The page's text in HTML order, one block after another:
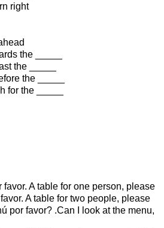
right
the _____
the _____
the _____
for the _____
A table for one person, please
A table for two people, please
por favor? .Can I look at the menu,